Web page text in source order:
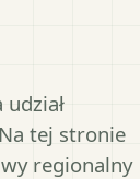
tej stronie
regionalny